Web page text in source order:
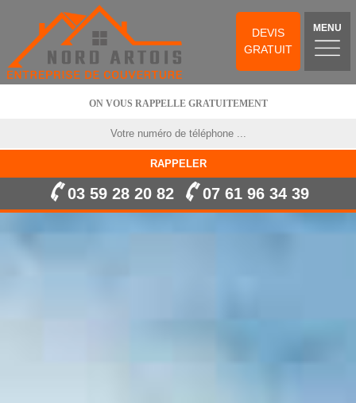
DEVIS
GRATUIT
MENU
ON VOUS RAPPELLE GRATUITEMENT
03 59 28 20 82 07 61 96 34 39